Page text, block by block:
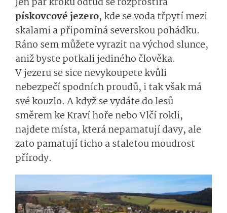
pískovcové jezero, kde se voda třpytí mezi
skalami a připomíná severskou pohádku.
Ráno sem můžete vyrazit na východ slunce,
aniž byste potkali jediného člověka.
V jezeru se sice nevykoupete kvůli
nebezpečí spodních proudů, i tak však má
své kouzlo. A když se vydáte do lesů
směrem ke Kraví hoře nebo Vlčí rokli,
najdete místa, která nepamatují davy, ale
zato pamatují ticho a staletou moudrost
přírody.